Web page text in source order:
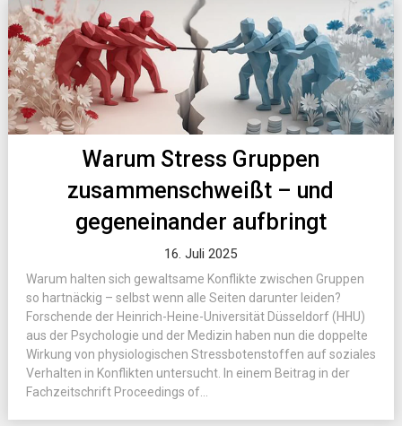
Warum Stress Gruppen
zusammenschweißt – und
gegeneinander aufbringt
16. Juli 2025
Warum halten sich gewaltsame Konflikte zwischen Gruppen
so hartnäckig – selbst wenn alle Seiten darunter leiden?
Forschende der Heinrich-Heine-Universität Düsseldorf (HHU)
aus der Psychologie und der Medizin haben nun die doppelte
Wirkung von physiologischen Stressbotenstoffen auf soziales
Verhalten in Konflikten untersucht. In einem Beitrag in der
Fachzeitschrift Proceedings of...